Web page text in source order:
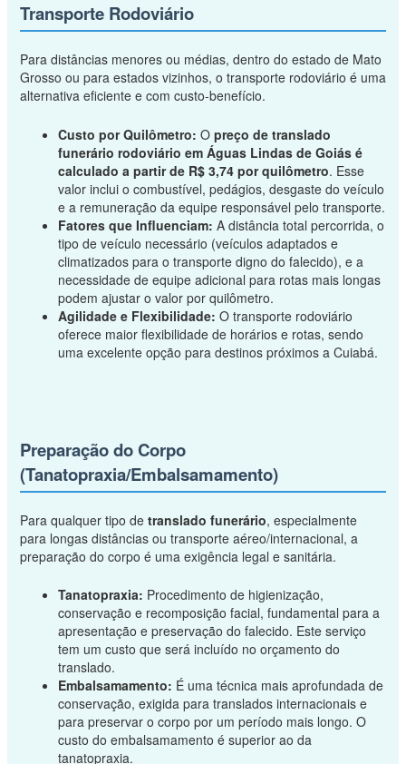
Transporte Rodoviário
Para distâncias menores ou médias, dentro do estado de Mato
Grosso ou para estados vizinhos, o transporte rodoviário é uma
alternativa eficiente e com custo-benefício.
Custo por Quilômetro: O preço de translado
funerário rodoviário em Águas Lindas de Goiás é
calculado a partir de R$ 3,74 por quilômetro. Esse
valor inclui o combustível, pedágios, desgaste do veículo
e a remuneração da equipe responsável pelo transporte.
Fatores que Influenciam: A distância total percorrida, o
tipo de veículo necessário (veículos adaptados e
climatizados para o transporte digno do falecido), e a
necessidade de equipe adicional para rotas mais longas
podem ajustar o valor por quilômetro.
Agilidade e Flexibilidade: O transporte rodoviário
oferece maior flexibilidade de horários e rotas, sendo
uma excelente opção para destinos próximos a Cuiabá.
Preparação do Corpo
(Tanatopraxia/Embalsamamento)
Para qualquer tipo de translado funerário, especialmente
para longas distâncias ou transporte aéreo/internacional, a
preparação do corpo é uma exigência legal e sanitária.
Tanatopraxia: Procedimento de higienização,
conservação e recomposição facial, fundamental para a
apresentação e preservação do falecido. Este serviço
tem um custo que será incluído no orçamento do
translado.
Embalsamamento: É uma técnica mais aprofundada de
conservação, exigida para translados internacionais e
para preservar o corpo por um período mais longo. O
custo do embalsamamento é superior ao da
tanatopraxia.